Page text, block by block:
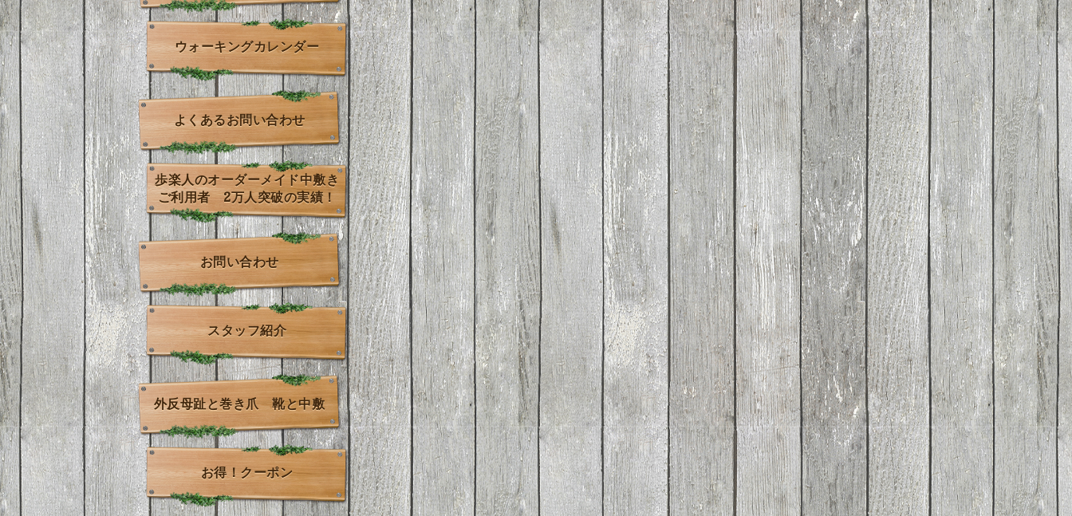
ウォーキングカレンダー
よくあるお問い合わせ
歩楽人のオーダーメイド中敷き
ご利用者 2万人突破の実績！
お問い合わせ
スタッフ紹介
外反母趾と巻き爪 靴と中敷
お得！クーポン